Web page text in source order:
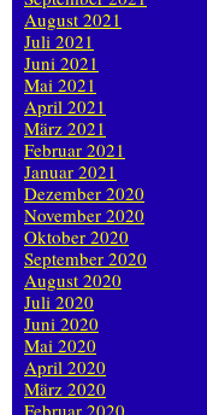
August 2021
Juli 2021
Juni 2021
Mai 2021
April 2021
März 2021
Februar 2021
Januar 2021
Dezember 2020
November 2020
Oktober 2020
September 2020
August 2020
Juli 2020
Juni 2020
Mai 2020
April 2020
März 2020
Februar 2020